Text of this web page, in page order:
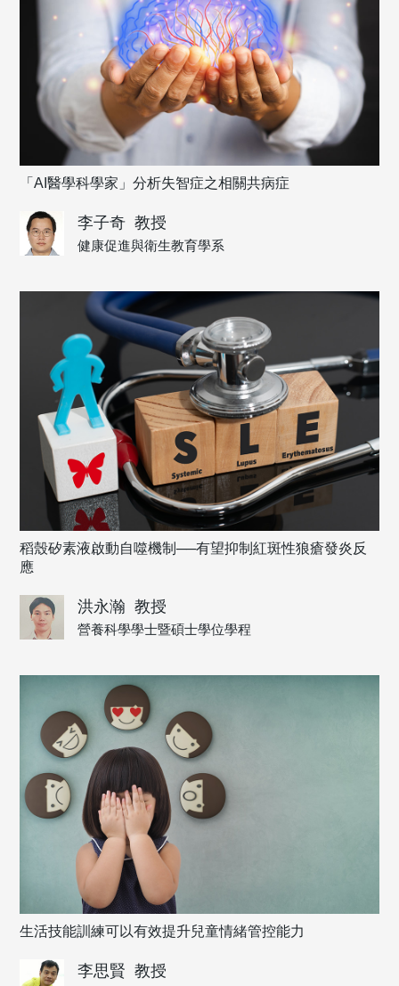
「AI醫學科學家」分析失智症之相關共病症
李子奇 教授
健康促進與衛生教育學系
稻殼矽素液啟動自噬機制──有望抑制紅斑性狼瘡發炎反
應
洪永瀚 教授
營養科學學士暨碩士學位學程
生活技能訓練可以有效提升兒童情緒管控能力
李思賢 教授